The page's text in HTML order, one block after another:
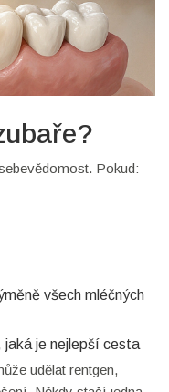
Pokud:
všech mléčných
je nejlepší cesta
udělat rentgen,